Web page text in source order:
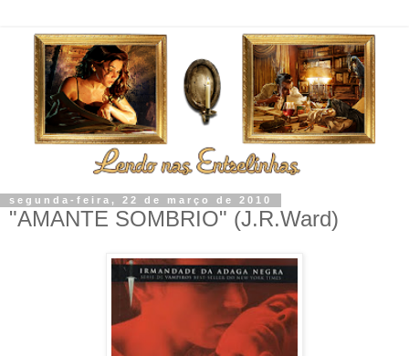
segunda-feira, 22 de março de 2010
"AMANTE SOMBRIO" (J.R.Ward)